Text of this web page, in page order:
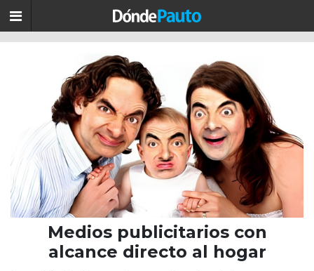
Medios publicitarios con
alcance directo al hogar